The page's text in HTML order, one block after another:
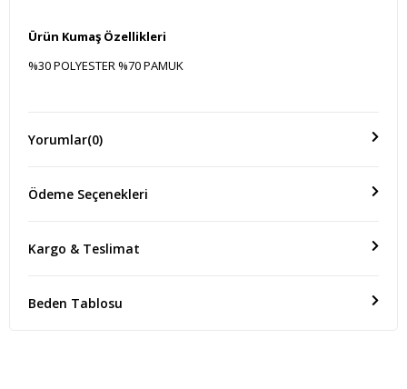
Ürün Kumaş Özellikleri
%30 POLYESTER %70 PAMUK
Yorumlar(0)
Ödeme Seçenekleri
Kargo & Teslimat
Beden Tablosu